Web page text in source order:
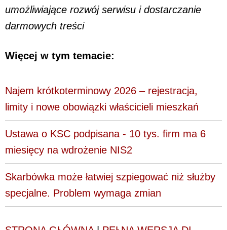
umożliwiające rozwój serwisu i dostarczanie
darmowych treści
Więcej w tym temacie:
Najem krótkoterminowy 2026 – rejestracja,
limity i nowe obowiązki właścicieli mieszkań
Ustawa o KSC podpisana - 10 tys. firm ma 6
miesięcy na wdrożenie NIS2
Skarbówka może łatwiej szpiegować niż służby
specjalne. Problem wymaga zmian